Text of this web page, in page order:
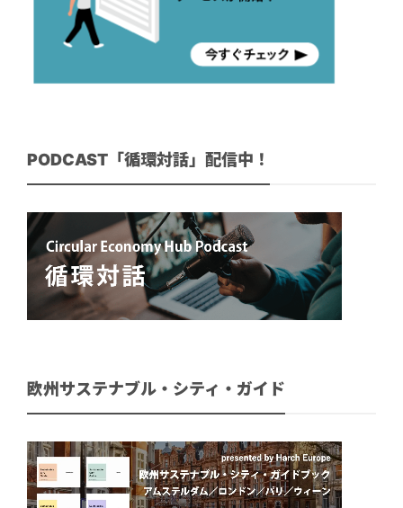
PODCAST「循環対話」配信中！
欧州サステナブル・シティ・ガイド